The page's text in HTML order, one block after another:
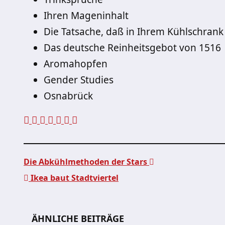
Ihren Mageninhalt
Die Tatsache, daß in Ihrem
Das deutsche Reinheitsgebot von 1516
Aromahopfen
Gender Studies
Osnabrück
Die Abkühlmethoden der Stars
Ikea baut Stadtviertel
ÄHNLICHE BEITRÄGE